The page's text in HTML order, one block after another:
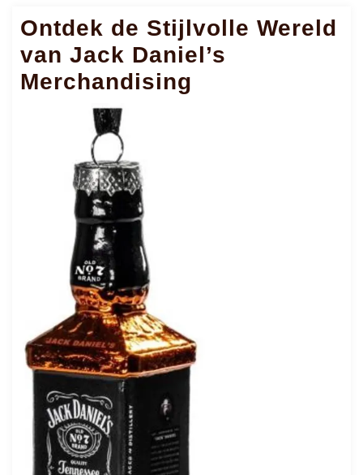
Ontdek de Stijlvolle Wereld
van Jack Daniel’s
Merchandising